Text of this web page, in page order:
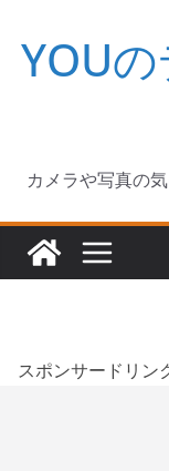
キ
YOU
カメラや写真の
スポンサードリン